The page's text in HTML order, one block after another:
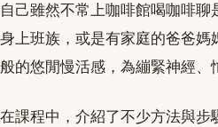
自己雖然不常上咖啡館喝咖啡
身上班族，或是有家庭的爸爸
般的悠閒慢活感，為繃緊神經、
在課程中，介紹了不少方法與